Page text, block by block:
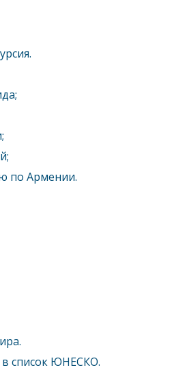
по Армении.
список ЮНЕСКО.